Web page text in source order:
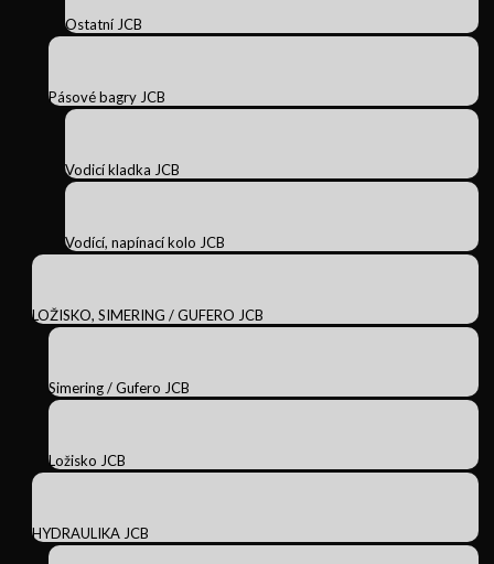
Ostatní JCB
Pásové bagry JCB
Vodicí kladka JCB
Vodící, napínací kolo JCB
LOŽISKO, SIMERING / GUFERO JCB
Simering / Gufero JCB
Ložisko JCB
HYDRAULIKA JCB